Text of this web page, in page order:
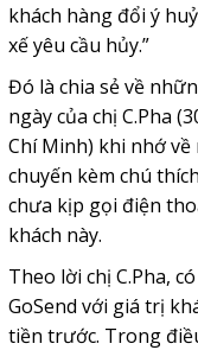
khách hàng đổi ý
xế yêu cầu hủy.”
Đó là chia sẻ về
ngày của chị C.Pha
Chí Minh) khi nhớ
chuyến kèm chú
chưa kịp gọi điện
khách này.
Theo lời chị C.Pha,
GoSend với giá trị
tiền trước. Trong